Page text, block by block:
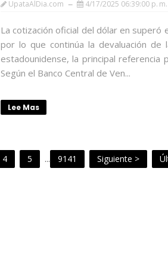
UpataAlDia.com 4/17/2025 06:39:00 p. m.
La cotización oficial del dólar en
por lo que continúa la devaluación de
estadounidense, la principal referencia
Según el Banco Central de Ven...
Lee Mas
4 5 ... 9141 Siguiente >